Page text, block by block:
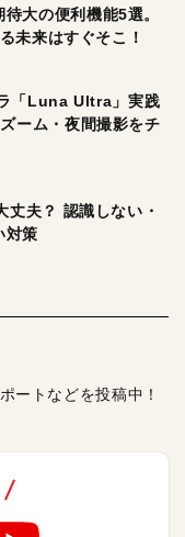
大の便利機能5選。
未来はすぐそこ！
「Luna Ultra」実践
ーム・夜間撮影をチ
丈夫？ 認識しない・
対策
ートなどを投稿中！